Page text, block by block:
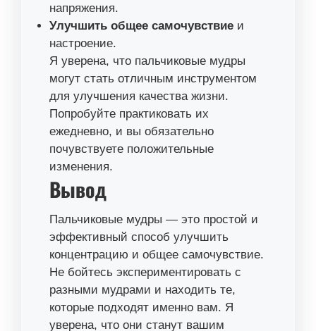
напряжения.
Улучшить общее самочувствие и
настроение.
Я уверена, что пальчиковые мудры
могут стать отличным инструментом
для улучшения качества жизни.
Попробуйте практиковать их
ежедневно, и вы обязательно
почувствуете положительные
изменения.
Вывод
Пальчиковые мудры — это простой и
эффективный способ улучшить
концентрацию и общее самочувствие.
Не бойтесь экспериментировать с
разными мудрами и находить те,
которые подходят именно вам. Я
уверена, что они станут вашим